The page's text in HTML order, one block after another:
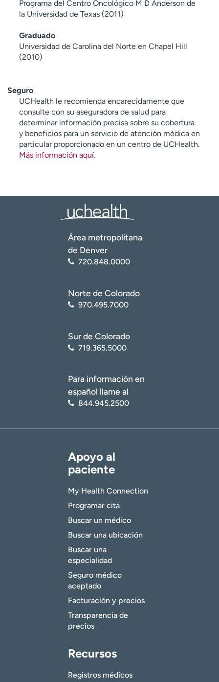
Programa del Centro Oncológico M D Anderson de
la Universidad de Texas (2011)
Graduado
Universidad de Carolina del Norte en Chapel Hill
(2010)
Seguro
UCHealth le recomienda encarecidamente que
consulte con su aseguradora de salud para
determinar información precisa sobre su cobertura
y beneficios para un servicio de atención médica en
particular proporcionado en un centro de UCHealth.
Más información aquí.
Área metropolitana
de Denver
720.848.0000
Norte de Colorado
970.495.7000
Sur de Colorado
719.365.5000
Para información en
español llame al
844.945.2500
Apoyo al
paciente
My Health Connection
Programar cita
Buscar un médico
Buscar una ubicación
Buscar una
especialidad
Seguro médico
aceptado
Facturación y precios
Transparencia de
precios
Recursos
Registros médicos